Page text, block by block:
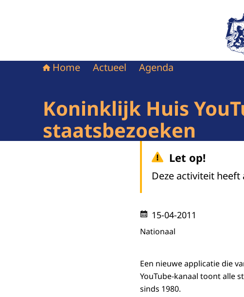
Home Actueel Agenda
Koninklijk Huis
staatsbezoeken
Let op!
Deze activiteit
15-04-2011
Nationaal
Een nieuwe applicatie die
YouTube-kanaal toont alle
sinds 1980.